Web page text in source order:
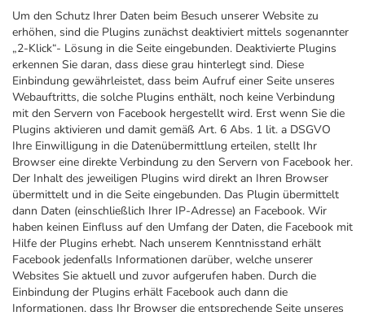
Um den Schutz Ihrer Daten beim Besuch unserer Website zu
erhöhen, sind die Plugins zunächst deaktiviert mittels sogenannter
„2-Klick“- Lösung in die Seite eingebunden. Deaktivierte Plugins
erkennen Sie daran, dass diese grau hinterlegt sind. Diese
Einbindung gewährleistet, dass beim Aufruf einer Seite unseres
Webauftritts, die solche Plugins enthält, noch keine Verbindung
mit den Servern von Facebook hergestellt wird. Erst wenn Sie die
Plugins aktivieren und damit gemäß Art. 6 Abs. 1 lit. a DSGVO
Ihre Einwilligung in die Datenübermittlung erteilen, stellt Ihr
Browser eine direkte Verbindung zu den Servern von Facebook her.
Der Inhalt des jeweiligen Plugins wird direkt an Ihren Browser
übermittelt und in die Seite eingebunden. Das Plugin übermittelt
dann Daten (einschließlich Ihrer IP-Adresse) an Facebook. Wir
haben keinen Einfluss auf den Umfang der Daten, die Facebook mit
Hilfe der Plugins erhebt. Nach unserem Kenntnisstand erhält
Facebook jedenfalls Informationen darüber, welche unserer
Websites Sie aktuell und zuvor aufgerufen haben. Durch die
Einbindung der Plugins erhält Facebook auch dann die
Informationen, dass Ihr Browser die entsprechende Seite unseres